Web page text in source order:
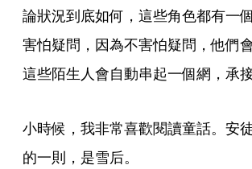
論狀況到底如何，這些角色都有一
害怕疑問，因為不害怕疑問，他們
這些陌生人會自動串起一個網，承
小時候，我非常喜歡閱讀童話。安
的一則，是雪后。